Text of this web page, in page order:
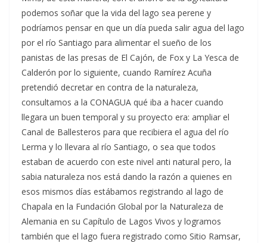
podemos soñar que la vida del lago sea perene y
podríamos pensar en que un día pueda salir agua del lago
por el río Santiago para alimentar el sueño de los
panistas de las presas de El Cajón, de Fox y La Yesca de
Calderón por lo siguiente, cuando Ramírez Acuña
pretendió decretar en contra de la naturaleza,
consultamos a la CONAGUA qué iba a hacer cuando
llegara un buen temporal y su proyecto era: ampliar el
Canal de Ballesteros para que recibiera el agua del río
Lerma y lo llevara al río Santiago, o sea que todos
estaban de acuerdo con este nivel anti natural pero, la
sabia naturaleza nos está dando la razón a quienes en
esos mismos días estábamos registrando al lago de
Chapala en la Fundación Global por la Naturaleza de
Alemania en su Capítulo de Lagos Vivos y logramos
también que el lago fuera registrado como Sitio Ramsar,